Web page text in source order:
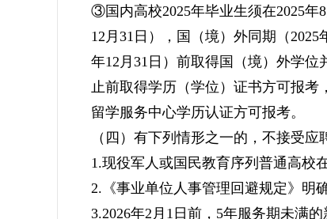
③国内高校2025年毕业生须在2025年
12月31日），国（境）外同期（
年12月31日）前取得国（境）外学
止前取得学历（学位）证书方可报考
留学服务中心学历认证方可报考。
（四）有下列情形之一的，不接受应
1.现役军人或国民教育序列普通高校
2.《事业单位人事管理回避规定》明
3.2026年2月1日前，5年服务期未满